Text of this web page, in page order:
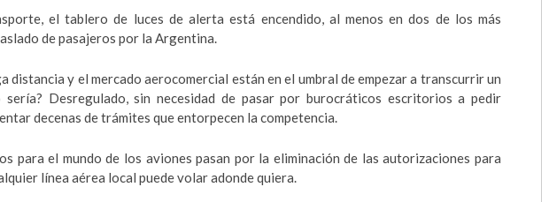
el tablero de luces de alerta está encendido, al menos en dos de los más
de pasajeros por la Argentina.
distancia y el mercado aerocomercial están en el umbral de empezar a transcurrir un
sería? Desregulado, sin necesidad de pasar por burocráticos escritorios a pedir
decenas de trámites que entorpecen la competencia.
para el mundo de los aviones pasan por la eliminación de las autorizaciones para
línea aérea local puede volar adonde quiera.